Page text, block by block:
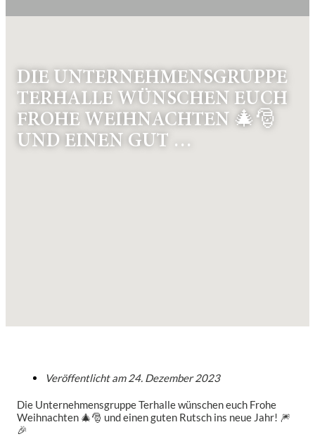
DIE UNTERNEHMENSGRUPPE
TERHALLE WÜNSCHEN EUCH
FROHE WEIHNACHTEN 🎄🎅
UND EINEN GUT …
Veröffentlicht am24. Dezember 2023
Die Unternehmensgruppe Terhalle wünschen euch Frohe
Weihnachten 🎄🎅 und einen guten Rutsch ins neue Jahr! 🎆
🎉